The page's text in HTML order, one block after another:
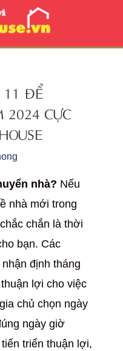
11 ĐỂ
2024 CỰC
nhà? Nếu
nhà mới trong
chắn là thời
bạn. Các
định tháng
lợi cho việc
chủ chọn ngày
ngày giờ
triển thuận lợi,